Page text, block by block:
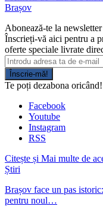
Brașov
Abonează-te la newsletter
Înscrieți-vă aici pentru a
oferte speciale livrate
Înscrie-mă!
Te poți dezabona oricând!
Facebook
Youtube
Instagram
RSS
Citește și Mai multe de
Știri
Brașov face un pas
pentru noul…